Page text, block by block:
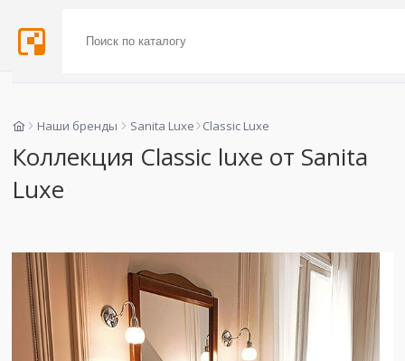
Наши бренды Sanita Luxe Classic Luxe
Коллекция Classic luxe от Sanita
Luxe